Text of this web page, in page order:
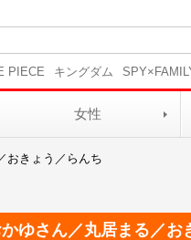
PIECE キングダム
女性
おきょう／らんち
ゆさん／丸居まる／お